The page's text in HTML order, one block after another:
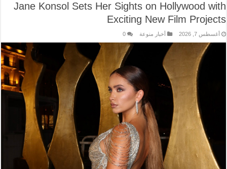
Jane Konsol Sets Her Sights on Hollywood with
Exciting New Film Projects
أغسطس 7, 2026 أخبار منوعة 0